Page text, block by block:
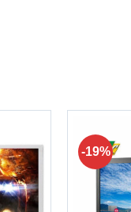
-19%